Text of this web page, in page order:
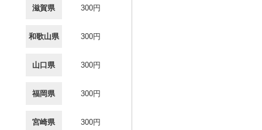
滋賀県 300円
和歌山県 300円
山口県 300円
福岡県 300円
宮崎県 300円